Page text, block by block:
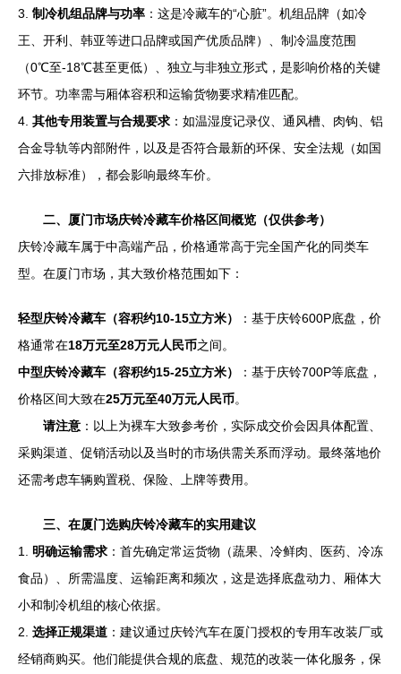
3. 制冷机组品牌与功率 ：这是冷藏车的“心脏”。机组品牌（如冷
王、开利、韩亚等进口品牌或国产优质品牌）、制冷温度范围
（0℃至-18℃甚至更低）、独立与非独立形式，是影响价格的关键
环节。功率需与厢体容积和运输货物要求精准匹配。
4. 其他专用装置与合规要求 ：如温湿度记录仪、通风槽、肉钩、铝
合金导轨等内部附件，以及是否符合最新的环保、安全法规（如国
六排放标准），都会影响最终车价。
二、厦门市场庆铃冷藏车价格区间概览（仅供参考）
庆铃冷藏车属于中高端产品，价格通常高于完全国产化的同类车
型。在厦门市场，其大致价格范围如下：
轻型庆铃冷藏车（容积约10-15立方米）
：基于庆铃600P底盘，价
格通常在18万元至28万元人民币之间。
中型庆铃冷藏车（容积约15-25立方米）
：基于庆铃700P等底盘，
价格区间大致在25万元至40万元人民币。
请注意 ：以上为裸车大致参考价，实际成交价会因具体配置、
采购渠道、促销活动以及当时的市场供需关系而浮动。最终落地价
还需考虑车辆购置税、保险、上牌等费用。
三、在厦门选购庆铃冷藏车的实用建议
1. 明确运输需求 ：首先确定常运货物（蔬果、冷鲜肉、医药、冷冻
食品）、所需温度、运输距离和频次，这是选择底盘动力、厢体大
小和制冷机组的核心依据。
2. 选择正规渠道 ：建议通过庆铃汽车在厦门授权的专用车改装厂或
经销商购买。他们能提供合规的底盘、规范的改装一体化服务，保